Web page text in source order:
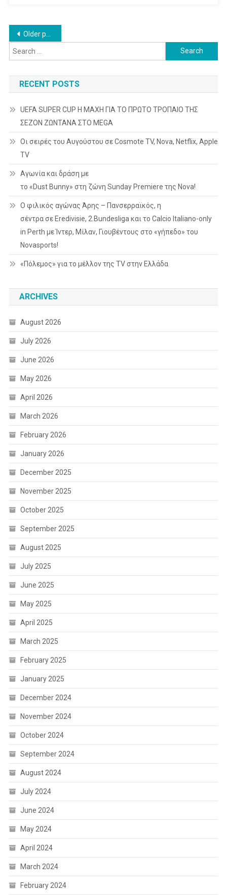
Posts
navigation
Older posts
Search
for:
RECENT POSTS
UEFA SUPER CUP Η ΜΑΧΗ ΓΙΑ ΤΟ ΠΡΩΤΟ ΤΡΟΠΑΙΟ ΤΗΣ
ΣΕΖΟΝ ΖΩΝΤΑΝΑ ΣΤΟ MEGA
Οι σειρές του Αυγούστου σε Cosmote TV, Nova, Netflix, Apple
TV
Αγωνία και δράση με
το «Dust Bunny» στη ζώνη Sunday Premiere της Nova!
Ο φιλικός αγώνας Άρης – Πανσερραϊκός, η
σέντρα σε Eredivisie, 2.Bundesliga και το Calcio Italiano-only
in Perth με Ίντερ, Μίλαν, Γιουβέντους στο «γήπεδο» του
Novasports!
«Πόλεμος» για το μέλλον της TV στην Ελλάδα
ARCHIVES
August 2026
July 2026
June 2026
May 2026
April 2026
March 2026
February 2026
January 2026
December 2025
November 2025
October 2025
September 2025
August 2025
July 2025
June 2025
May 2025
April 2025
March 2025
February 2025
January 2025
December 2024
November 2024
October 2024
September 2024
August 2024
July 2024
June 2024
May 2024
April 2024
March 2024
February 2024